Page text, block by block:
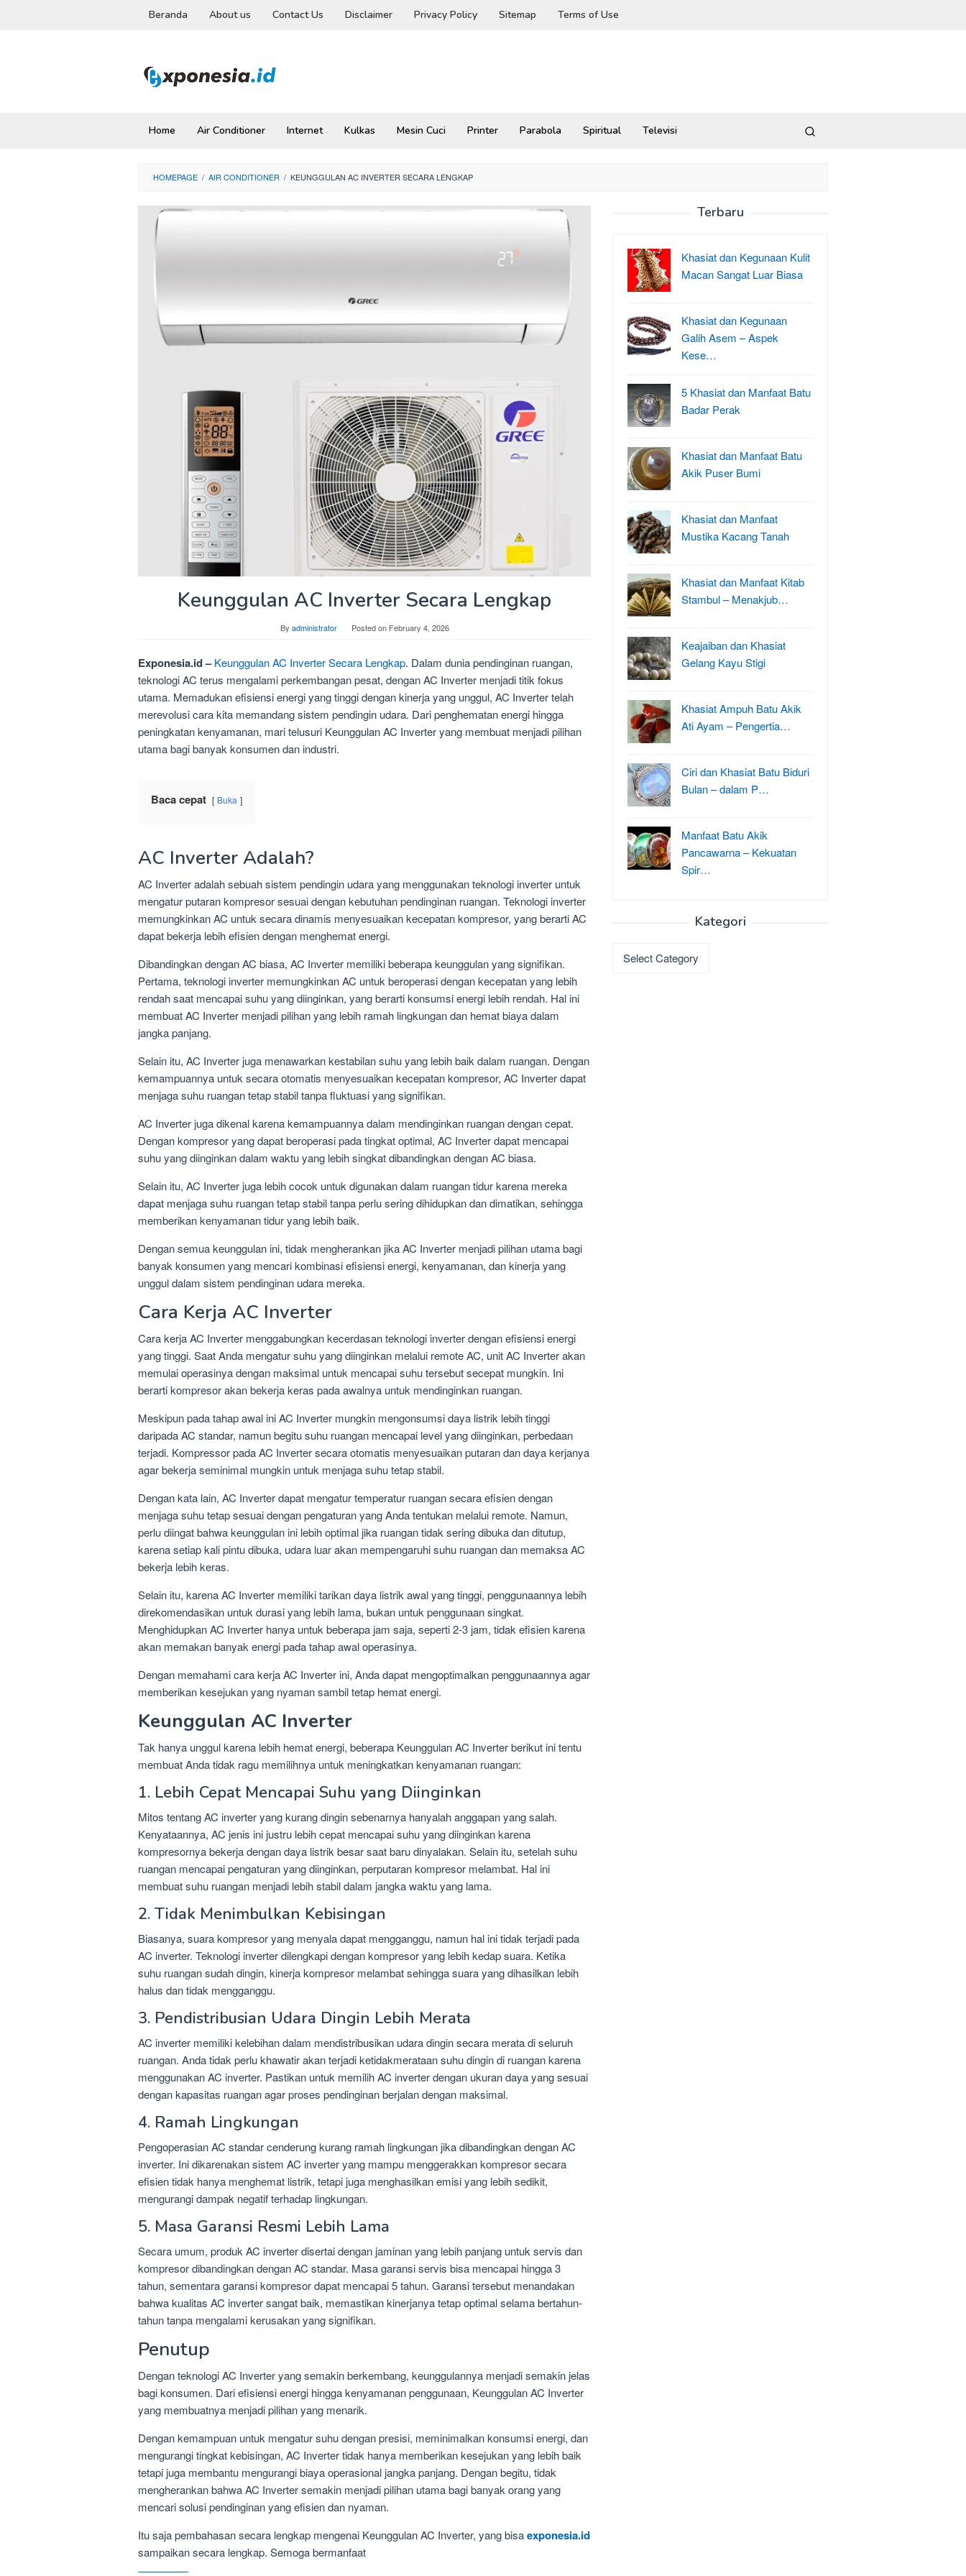
Beranda About us Contact Us Disclaimer Privacy Policy Sitemap Terms of Use
Home Air Conditioner Internet Kulkas Mesin Cuci Printer Parabola Spiritual Televisi
HOMEPAGE / AIR CONDITIONER / KEUNGGULAN AC INVERTER SECARA LENGKAP
Keunggulan AC Inverter Secara Lengkap
By administrator Posted on February 4, 2026
Exponesia.id – Keunggulan AC Inverter Secara Lengkap. Dalam dunia pendinginan ruangan,
teknologi AC terus mengalami perkembangan pesat, dengan AC Inverter menjadi titik fokus
utama. Memadukan efisiensi energi yang tinggi dengan kinerja yang unggul, AC Inverter telah
merevolusi cara kita memandang sistem pendingin udara. Dari penghematan energi hingga
peningkatan kenyamanan, mari telusuri Keunggulan AC Inverter yang membuat menjadi pilihan
utama bagi banyak konsumen dan industri.
Baca cepat Buka
AC Inverter Adalah?
AC Inverter adalah sebuah sistem pendingin udara yang menggunakan teknologi inverter untuk
mengatur putaran kompresor sesuai dengan kebutuhan pendinginan ruangan. Teknologi inverter
memungkinkan AC untuk secara dinamis menyesuaikan kecepatan kompresor, yang berarti AC
dapat bekerja lebih efisien dengan menghemat energi.
Dibandingkan dengan AC biasa, AC Inverter memiliki beberapa keunggulan yang signifikan.
Pertama, teknologi inverter memungkinkan AC untuk beroperasi dengan kecepatan yang lebih
rendah saat mencapai suhu yang diinginkan, yang berarti konsumsi energi lebih rendah. Hal ini
membuat AC Inverter menjadi pilihan yang lebih ramah lingkungan dan hemat biaya dalam
jangka panjang.
Selain itu, AC Inverter juga menawarkan kestabilan suhu yang lebih baik dalam ruangan. Dengan
kemampuannya untuk secara otomatis menyesuaikan kecepatan kompresor, AC Inverter dapat
menjaga suhu ruangan tetap stabil tanpa fluktuasi yang signifikan.
AC Inverter juga dikenal karena kemampuannya dalam mendinginkan ruangan dengan cepat.
Dengan kompresor yang dapat beroperasi pada tingkat optimal, AC Inverter dapat mencapai
suhu yang diinginkan dalam waktu yang lebih singkat dibandingkan dengan AC biasa.
Selain itu, AC Inverter juga lebih cocok untuk digunakan dalam ruangan tidur karena mereka
dapat menjaga suhu ruangan tetap stabil tanpa perlu sering dihidupkan dan dimatikan, sehingga
memberikan kenyamanan tidur yang lebih baik.
Dengan semua keunggulan ini, tidak mengherankan jika AC Inverter menjadi pilihan utama bagi
banyak konsumen yang mencari kombinasi efisiensi energi, kenyamanan, dan kinerja yang
unggul dalam sistem pendinginan udara mereka.
Cara Kerja AC Inverter
Cara kerja AC Inverter menggabungkan kecerdasan teknologi inverter dengan efisiensi energi
yang tinggi. Saat Anda mengatur suhu yang diinginkan melalui remote AC, unit AC Inverter akan
memulai operasinya dengan maksimal untuk mencapai suhu tersebut secepat mungkin. Ini
berarti kompresor akan bekerja keras pada awalnya untuk mendinginkan ruangan.
Meskipun pada tahap awal ini AC Inverter mungkin mengonsumsi daya listrik lebih tinggi
daripada AC standar, namun begitu suhu ruangan mencapai level yang diinginkan, perbedaan
terjadi. Kompressor pada AC Inverter secara otomatis menyesuaikan putaran dan daya kerjanya
agar bekerja seminimal mungkin untuk menjaga suhu tetap stabil.
Dengan kata lain, AC Inverter dapat mengatur temperatur ruangan secara efisien dengan
menjaga suhu tetap sesuai dengan pengaturan yang Anda tentukan melalui remote. Namun,
perlu diingat bahwa keunggulan ini lebih optimal jika ruangan tidak sering dibuka dan ditutup,
karena setiap kali pintu dibuka, udara luar akan mempengaruhi suhu ruangan dan memaksa AC
bekerja lebih keras.
Selain itu, karena AC Inverter memiliki tarikan daya listrik awal yang tinggi, penggunaannya lebih
direkomendasikan untuk durasi yang lebih lama, bukan untuk penggunaan singkat.
Menghidupkan AC Inverter hanya untuk beberapa jam saja, seperti 2-3 jam, tidak efisien karena
akan memakan banyak energi pada tahap awal operasinya.
Dengan memahami cara kerja AC Inverter ini, Anda dapat mengoptimalkan penggunaannya agar
memberikan kesejukan yang nyaman sambil tetap hemat energi.
Keunggulan AC Inverter
Tak hanya unggul karena lebih hemat energi, beberapa Keunggulan AC Inverter berikut ini tentu
membuat Anda tidak ragu memilihnya untuk meningkatkan kenyamanan ruangan:
1. Lebih Cepat Mencapai Suhu yang Diinginkan
Mitos tentang AC inverter yang kurang dingin sebenarnya hanyalah anggapan yang salah.
Kenyataannya, AC jenis ini justru lebih cepat mencapai suhu yang diinginkan karena
kompresornya bekerja dengan daya listrik besar saat baru dinyalakan. Selain itu, setelah suhu
ruangan mencapai pengaturan yang diinginkan, perputaran kompresor melambat. Hal ini
membuat suhu ruangan menjadi lebih stabil dalam jangka waktu yang lama.
2. Tidak Menimbulkan Kebisingan
Biasanya, suara kompresor yang menyala dapat mengganggu, namun hal ini tidak terjadi pada
AC inverter. Teknologi inverter dilengkapi dengan kompresor yang lebih kedap suara. Ketika
suhu ruangan sudah dingin, kinerja kompresor melambat sehingga suara yang dihasilkan lebih
halus dan tidak mengganggu.
3. Pendistribusian Udara Dingin Lebih Merata
AC inverter memiliki kelebihan dalam mendistribusikan udara dingin secara merata di seluruh
ruangan. Anda tidak perlu khawatir akan terjadi ketidakmerataan suhu dingin di ruangan karena
menggunakan AC inverter. Pastikan untuk memilih AC inverter dengan ukuran daya yang sesuai
dengan kapasitas ruangan agar proses pendinginan berjalan dengan maksimal.
4. Ramah Lingkungan
Pengoperasian AC standar cenderung kurang ramah lingkungan jika dibandingkan dengan AC
inverter. Ini dikarenakan sistem AC inverter yang mampu menggerakkan kompresor secara
efisien tidak hanya menghemat listrik, tetapi juga menghasilkan emisi yang lebih sedikit,
mengurangi dampak negatif terhadap lingkungan.
5. Masa Garansi Resmi Lebih Lama
Secara umum, produk AC inverter disertai dengan jaminan yang lebih panjang untuk servis dan
kompresor dibandingkan dengan AC standar. Masa garansi servis bisa mencapai hingga 3
tahun, sementara garansi kompresor dapat mencapai 5 tahun. Garansi tersebut menandakan
bahwa kualitas AC inverter sangat baik, memastikan kinerjanya tetap optimal selama bertahun-
tahun tanpa mengalami kerusakan yang signifikan.
Penutup
Dengan teknologi AC Inverter yang semakin berkembang, keunggulannya menjadi semakin jelas
bagi konsumen. Dari efisiensi energi hingga kenyamanan penggunaan, Keunggulan AC Inverter
yang membuatnya menjadi pilihan yang menarik.
Dengan kemampuan untuk mengatur suhu dengan presisi, meminimalkan konsumsi energi, dan
mengurangi tingkat kebisingan, AC Inverter tidak hanya memberikan kesejukan yang lebih baik
tetapi juga membantu mengurangi biaya operasional jangka panjang. Dengan begitu, tidak
mengherankan bahwa AC Inverter semakin menjadi pilihan utama bagi banyak orang yang
mencari solusi pendinginan yang efisien dan nyaman.
Itu saja pembahasan secara lengkap mengenai Keunggulan AC Inverter, yang bisaexponesia.id
sampaikan secara lengkap. Semoga bermanfaat
Terbaru
Khasiat dan Kegunaan Kulit
Macan Sangat Luar Biasa
Khasiat dan Kegunaan
Galih Asem – Aspek
Kese…
5 Khasiat dan Manfaat Batu
Badar Perak
Khasiat dan Manfaat Batu
Akik Puser Bumi
Khasiat dan Manfaat
Mustika Kacang Tanah
Khasiat dan Manfaat Kitab
Stambul – Menakjub…
Keajaiban dan Khasiat
Gelang Kayu Stigi
Khasiat Ampuh Batu Akik
Ati Ayam – Pengertia…
Ciri dan Khasiat Batu Biduri
Bulan – dalam P…
Manfaat Batu Akik
Pancawarna – Kekuatan
Spir…
Kategori
Kategori